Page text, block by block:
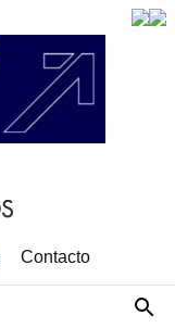
Contacto